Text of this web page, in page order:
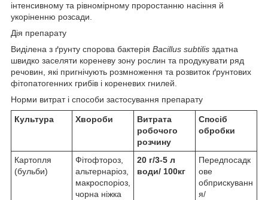
інтенсивному та рівномірному проростанню насіння й
укоріненню розсади.
Дія препарату
Виділена з ґрунту спорова бактерія Bacillus subtilis здатна
швидко заселяти кореневу зону рослин та продукувати ряд
речовин, які пригнічують розмноження та розвиток ґрунтових
фітопатогенних грибів і кореневих гнилей.
Норми витрат і способи застосування препарату
Культура Хвороби
Витрата
робочого
розчину
Спосіб
обробки
Картопля
(бульби)
Фітофтороз,
альтернаріоз,
макроспоріоз,
чорна ніжка
20 г/3-5 л
води/ 100кг
Передпосадк
ове
обприскуванн
я/